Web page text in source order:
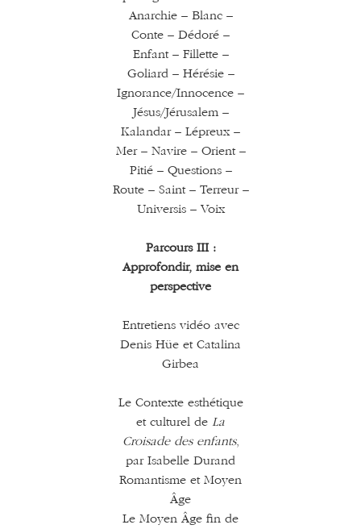
Anarchie – Blanc –
Conte – Dédoré –
Enfant – Fillette –
Goliard – Hérésie –
Ignorance/Innocence –
Jésus/Jérusalem –
Kalandar – Lépreux –
Mer – Navire – Orient –
Pitié – Questions –
Route – Saint – Terreur –
Universis – Voix
Parcours III :
Approfondir, mise en
perspective
Entretiens vidéo avec
Denis Hüe et Catalina
Girbea
Le Contexte esthétique
et culturel de La
Croisade des enfants,
par Isabelle Durand
Romantisme et Moyen
Âge
Le Moyen Âge fin de